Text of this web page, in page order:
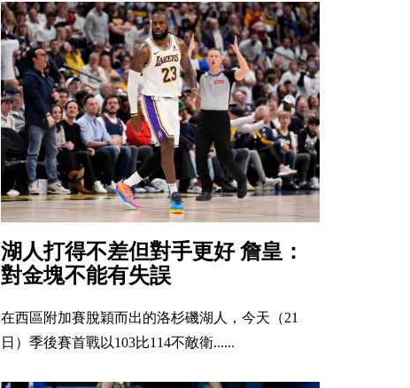
湖人打得不差但對手更好 詹皇：
對金塊不能有失誤
在西區附加賽脫穎而出的洛杉磯湖人，今天（21
日）季後賽首戰以103比114不敵衛......